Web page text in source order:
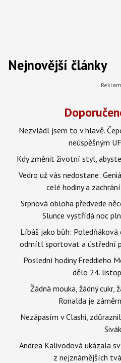
Nejnovější články
Nezvládl jsem to v hlavě.
neúspěšným
Kdy změnit životní styl,
Vedro už vás nedostane:
celé hodiny a
Srpnová obloha předvede
Slunce vystřídá noc
Líbáš jako bůh:
odmítl sportovat a ústřední
Poslední hodiny Freddieho
dělo 24.
Žádná mouka, žádný cukr,
Ronalda je
Nezápasím v Clashi,
Sivák
Andrea Kalivodová ukázala
z nejznámějších